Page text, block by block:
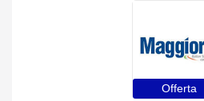
Offerta